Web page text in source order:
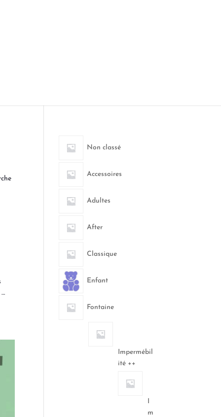
Non classé
Accessoires
Adultes
After
Classique
Enfant
Fontaine
Impermébil
ité ++
I
m